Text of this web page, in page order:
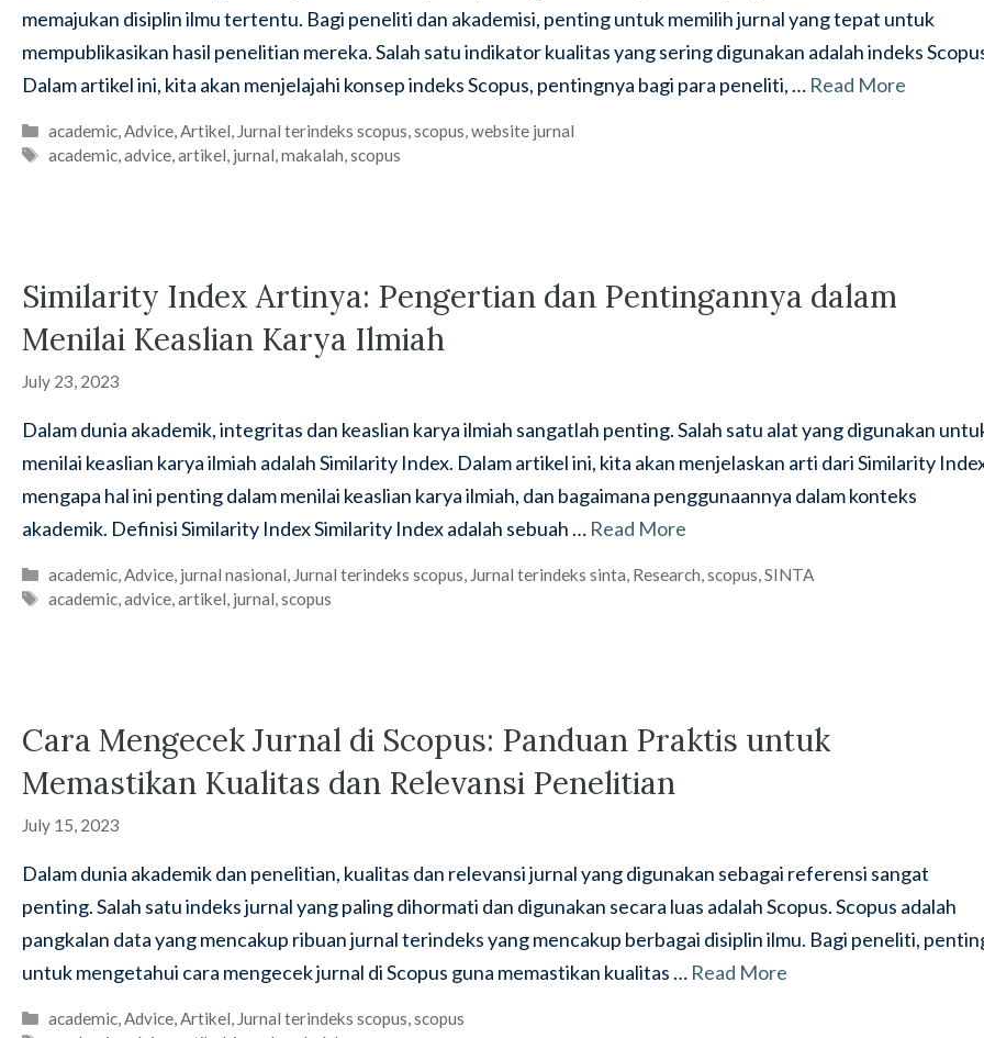
memajukan disiplin ilmu tertentu. Bagi peneliti dan akademisi, penting untuk memilih jurnal yang tepat untuk
mempublikasikan hasil penelitian mereka. Salah satu indikator kualitas yang sering digunakan adalah indeks
Dalam artikel ini, kita akan menjelajahi konsep indeks Scopus, pentingnya bagi para peneliti, … Read More
Categories
academic,Advice,Artikel, Jurnal terindeks scopus,scopus,website jurnal
Tags
academic,advice,artikel, jurnal,makalah,scopus
Similarity Index Artinya: Pengertian dan Pentingannya dalam
Menilai Keaslian Karya Ilmiah
July 23, 2023
Dalam dunia akademik, integritas dan keaslian karya ilmiah sangatlah penting. Salah satu alat yang digunakan
menilai keaslian karya ilmiah adalah Similarity Index. Dalam artikel ini, kita akan menjelaskan arti dari Similarity
mengapa hal ini penting dalam menilai keaslian karya ilmiah, dan bagaimana penggunaannya dalam konteks
akademik. Definisi Similarity Index Similarity Index adalah sebuah … Read More
Categories
academic,Advice, jurnal nasional, Jurnal terindeks scopus, Jurnal terindeks sinta, Research,scopus,SINTA
Tags
academic,advice,artikel, jurnal,scopus
Cara Mengecek Jurnal di Scopus: Panduan Praktis untuk
Memastikan Kualitas dan Relevansi Penelitian
July 15, 2023
Dalam dunia akademik dan penelitian, kualitas dan relevansi jurnal yang digunakan sebagai referensi sangat
penting. Salah satu indeks jurnal yang paling dihormati dan digunakan secara luas adalah Scopus. Scopus adalah
pangkalan data yang mencakup ribuan jurnal terindeks yang mencakup berbagai disiplin ilmu. Bagi peneliti,
untuk mengetahui cara mengecek jurnal di Scopus guna memastikan kualitas … Read More
Categories
academic,Advice,Artikel, Jurnal terindeks scopus,scopus